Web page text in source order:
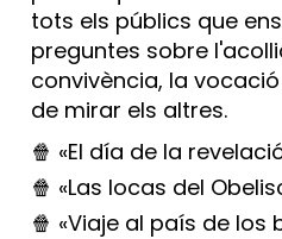
tots els públics que
preguntes sobre
convivència, la
de mirar els altres.
🍿 «El día de la
🍿 «Las locas del
🍿 «Viaje al país de los